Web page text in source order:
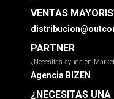
VENTAS
PARTNER
¿Necesitas ayuda en
Agencia BIZEN
¿NECESITAS